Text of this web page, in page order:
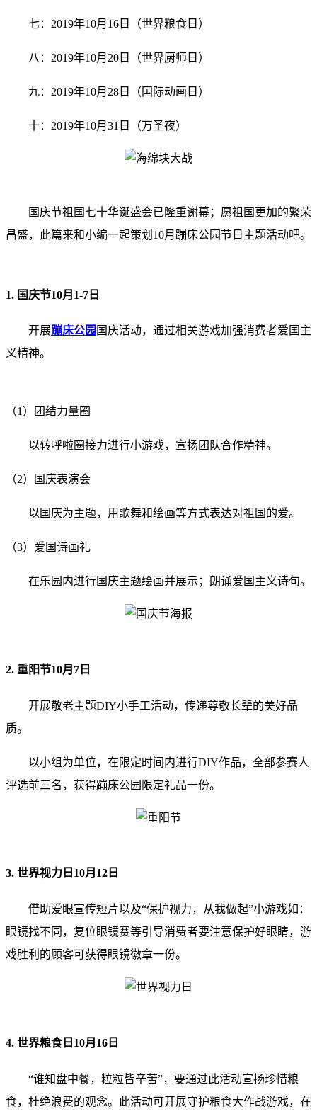
七：2019年10月16日（世界粮食日）
八：2019年10月20日（世界厨师日）
九：2019年10月28日（国际动画日）
十：2019年10月31日（万圣夜）
国庆节祖国七十华诞盛会已隆重谢幕；愿祖国更加的繁荣
昌盛，此篇来和小编一起策划10月蹦床公园节日主题活动吧。
1. 国庆节10月1-7日
开展蹦床公园 国庆活动，通过相关游戏加强消费者爱国主
义精神。
（1）团结力量圈
以转呼啦圈接力进行小游戏，宣扬团队合作精神。
（2）国庆表演会
以国庆为主题，用歌舞和绘画等方式表达对祖国的爱。
（3）爱国诗画礼
在乐园内进行国庆主题绘画并展示；朗诵爱国主义诗句。
2. 重阳节10月7日
开展敬老主题DIY小手工活动，传递尊敬长辈的美好品
质。
以小组为单位，在限定时间内进行DIY作品，全部参赛人
评选前三名，获得蹦床公园限定礼品一份。
3. 世界视力日10月12日
借助爱眼宣传短片以及“保护视力，从我做起”小游戏如：
眼镜找不同，复位眼镜赛等引导消费者要注意保护好眼睛，游
戏胜利的顾客可获得眼镜徽章一份。
4. 世界粮食日10月16日
“谁知盘中餐，粒粒皆辛苦”，要通过此活动宣扬珍惜粮
食，杜绝浪费的观念。此活动可开展守护粮食大作战游戏，在